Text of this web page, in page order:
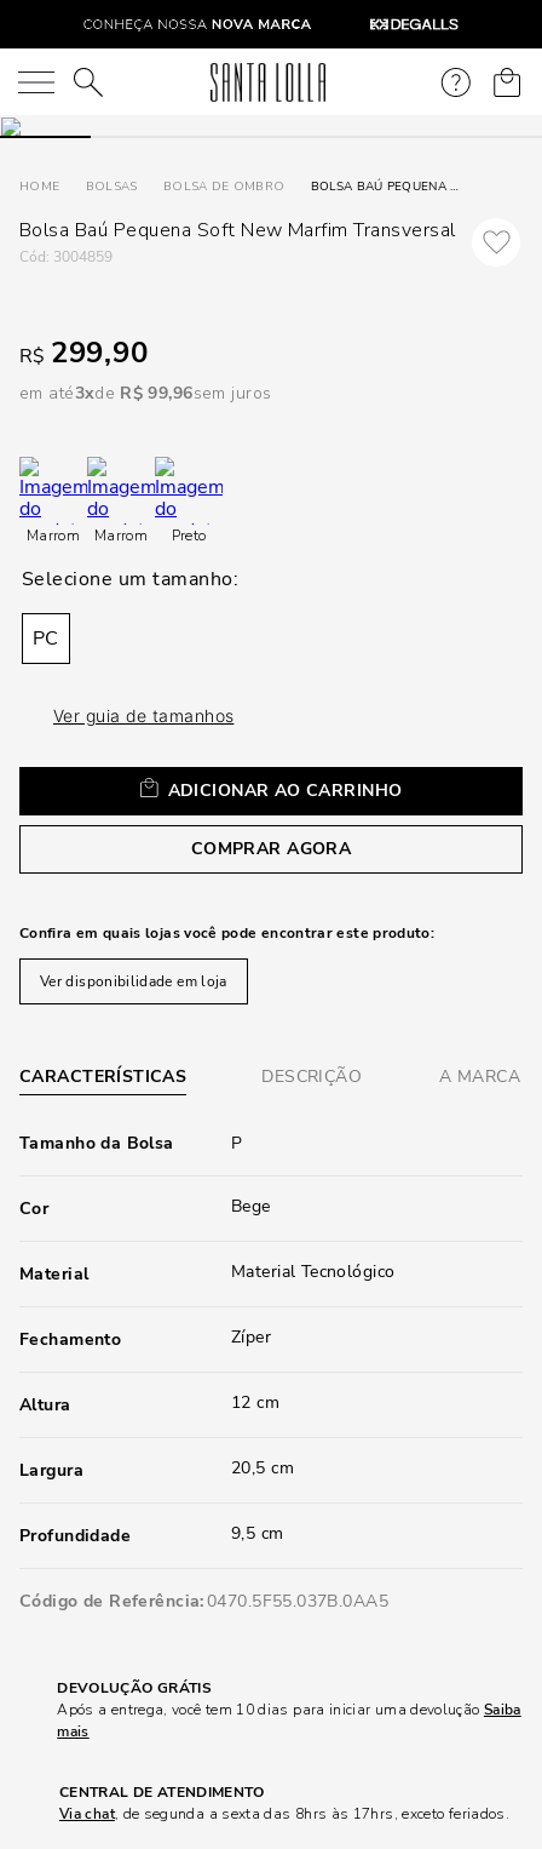
O que você está procurando?
BOLSAS BOLSA DE OMBRO BOLSA BAÚ PEQUENA SOFT NEW MARFIM TRANSVERSAL
Bolsa Baú Pequena Soft New Marfim Transversal
: 3004859
R$ 299,90
em até3 R$ 99,96sem juros
Marrom Marrom Preto
PC
Ver guia de tamanhos
ADICIONAR AO CARRINHO
COMPRAR AGORA
Confira em quais lojas você pode encontrar este produto:
Ver disponibilidade em loja
CARACTERÍSTICAS DESCRIÇÃO A MARCA
Tamanho da Bolsa P
Cor Bege
Material Material Tecnológico
Fechamento Zíper
Altura 12 cm
Largura 20,5 cm
Profundidade 9,5 cm
Código de Referência 0470.5F55.037B.0AA5
DEVOLUÇÃO GRÁTIS
Após a entrega, você tem 10 dias para iniciar uma devolução Saiba
mais
CENTRAL DE ATENDIMENTO
Via chat, de segunda a sexta das 8hrs às 17hrs, exceto feriados.